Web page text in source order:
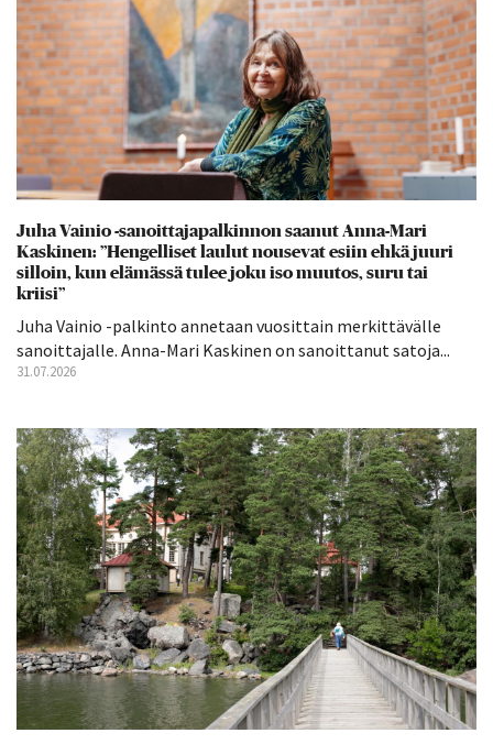
Juha Vainio -sanoittajapalkinnon saanut Anna-Mari
Kaskinen: ”Hengelliset laulut nousevat esiin ehkä juuri
silloin, kun elämässä tulee joku iso muutos, suru tai
kriisi”
Juha Vainio -palkinto annetaan vuosittain merkittävälle
sanoittajalle. Anna-Mari Kaskinen on sanoittanut satoja...
31.07.2026